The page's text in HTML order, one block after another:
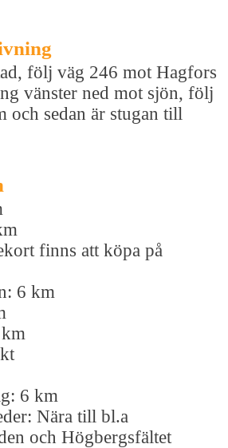
följ väg 246 mot Hagfors
vänster ned mot sjön, följ
och sedan är stugan till
finns att köpa på
6 km
6 km
Nära till bl.a
och Högbergsfältet